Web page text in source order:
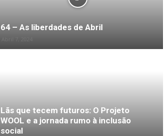
64 – As liberdades de Abril
Lãs que tecem futuros: O Projeto
WOOL e a jornada rumo à inclusão
social